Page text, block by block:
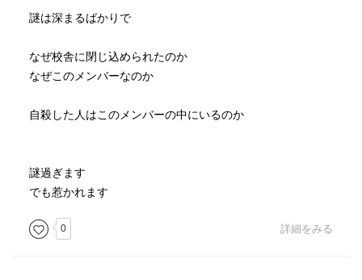
謎は深まるばかりで
なぜ校舎に閉じ込められたのか
なぜこのメンバーなのか
自殺した人はこのメンバーの中にいるのか
謎過ぎます
でも惹かれます
0 詳細をみる